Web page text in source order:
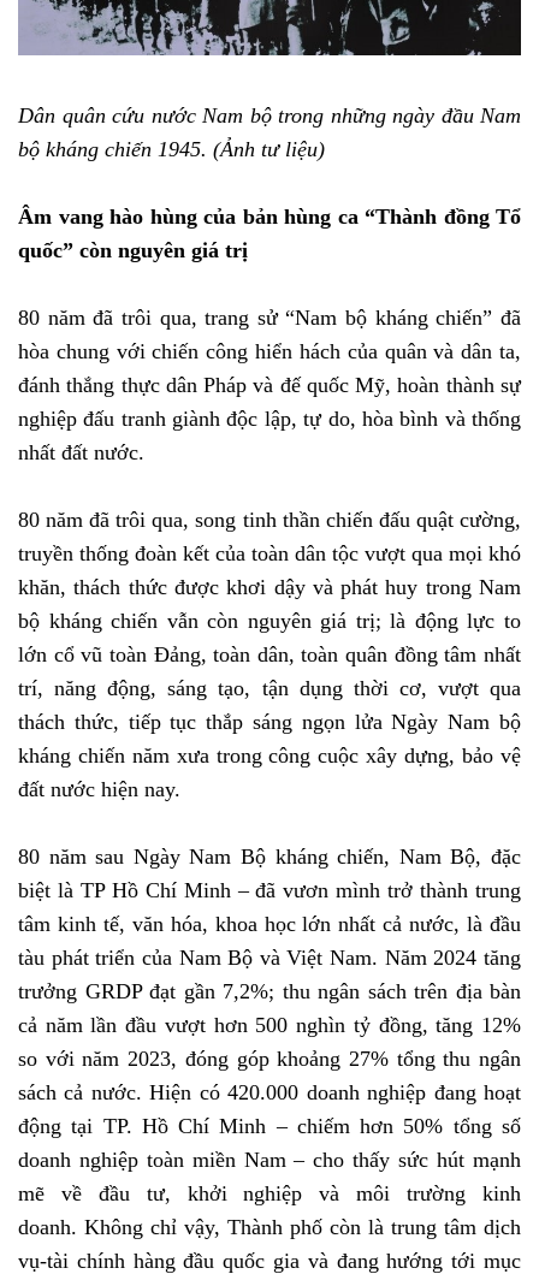
Dân quân cứu nước Nam bộ trong những ngày đầu Nam
bộ kháng chiến 1945. (Ảnh tư liệu)
Âm vang hào hùng của bản hùng ca “Thành đồng Tổ
quốc” còn nguyên giá trị
80 năm đã trôi qua, trang sử “Nam bộ kháng chiến” đã
hòa chung với chiến công hiển hách của quân và dân ta,
đánh thắng thực dân Pháp và đế quốc Mỹ, hoàn thành sự
nghiệp đấu tranh giành độc lập, tự do, hòa bình và thống
nhất đất nước.
80 năm đã trôi qua, song tinh thần chiến đấu quật cường,
truyền thống đoàn kết của toàn dân tộc vượt qua mọi khó
khăn, thách thức được khơi dậy và phát huy trong Nam
bộ kháng chiến vẫn còn nguyên giá trị; là động lực to
lớn cổ vũ toàn Đảng, toàn dân, toàn quân đồng tâm nhất
trí, năng động, sáng tạo, tận dụng thời cơ, vượt qua
thách thức, tiếp tục thắp sáng ngọn lửa Ngày Nam bộ
kháng chiến năm xưa trong công cuộc xây dựng, bảo vệ
đất nước hiện nay.
80 năm sau Ngày Nam Bộ kháng chiến, Nam Bộ, đặc
biệt là TP Hồ Chí Minh – đã vươn mình trở thành trung
tâm kinh tế, văn hóa, khoa học lớn nhất cả nước, là đầu
tàu phát triển của Nam Bộ và Việt Nam. Năm 2024 tăng
trưởng GRDP đạt gần 7,2%; thu ngân sách trên địa bàn
cả năm lần đầu vượt hơn 500 nghìn tỷ đồng, tăng 12%
so với năm 2023, đóng góp khoảng 27% tổng thu ngân
sách cả nước. Hiện có 420.000 doanh nghiệp đang hoạt
động tại TP. Hồ Chí Minh – chiếm hơn 50% tổng số
doanh nghiệp toàn miền Nam – cho thấy sức hút mạnh
mẽ về đầu tư, khởi nghiệp và môi trường kinh
doanh. Không chỉ vậy, Thành phố còn là trung tâm dịch
vụ-tài chính hàng đầu quốc gia và đang hướng tới mục